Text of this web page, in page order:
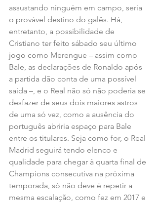
assustando ninguém em campo, seria
o provável destino do galês. Há,
entretanto, a possibilidade de
Cristiano ter feito sábado seu último
jogo como Merengue – assim como
Bale, as declarações de Ronaldo após
a partida dão conta de uma possível
saída –, e o Real não só não poderia se
desfazer de seus dois maiores astros
de uma só vez, como a ausência do
português abriria espaço para Bale
entre os titulares. Seja como for, o Real
Madrid seguirá tendo elenco e
qualidade para chegar à quarta final de
Champions consecutiva na próxima
temporada, só não deve é repetir a
mesma escalação, como fez em 2017 e